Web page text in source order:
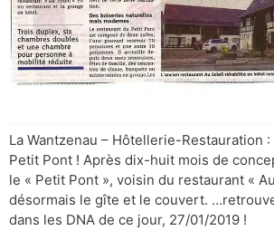
La Wantzenau – Hôtellerie-Restauration
Petit Pont ! Après dix-huit mois de
le « Petit Pont », voisin du restaurant «
désormais le gîte et le couvert.
dans les DNA de ce jour, 27/01/2019 !